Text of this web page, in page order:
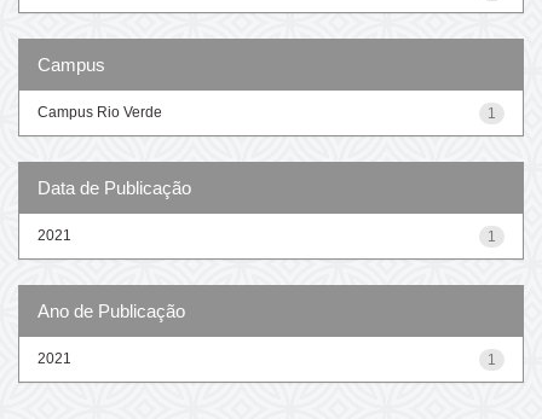
Campus
1
Campus Rio Verde
Data de Publicação
1
2021
Ano de Publicação
1
2021